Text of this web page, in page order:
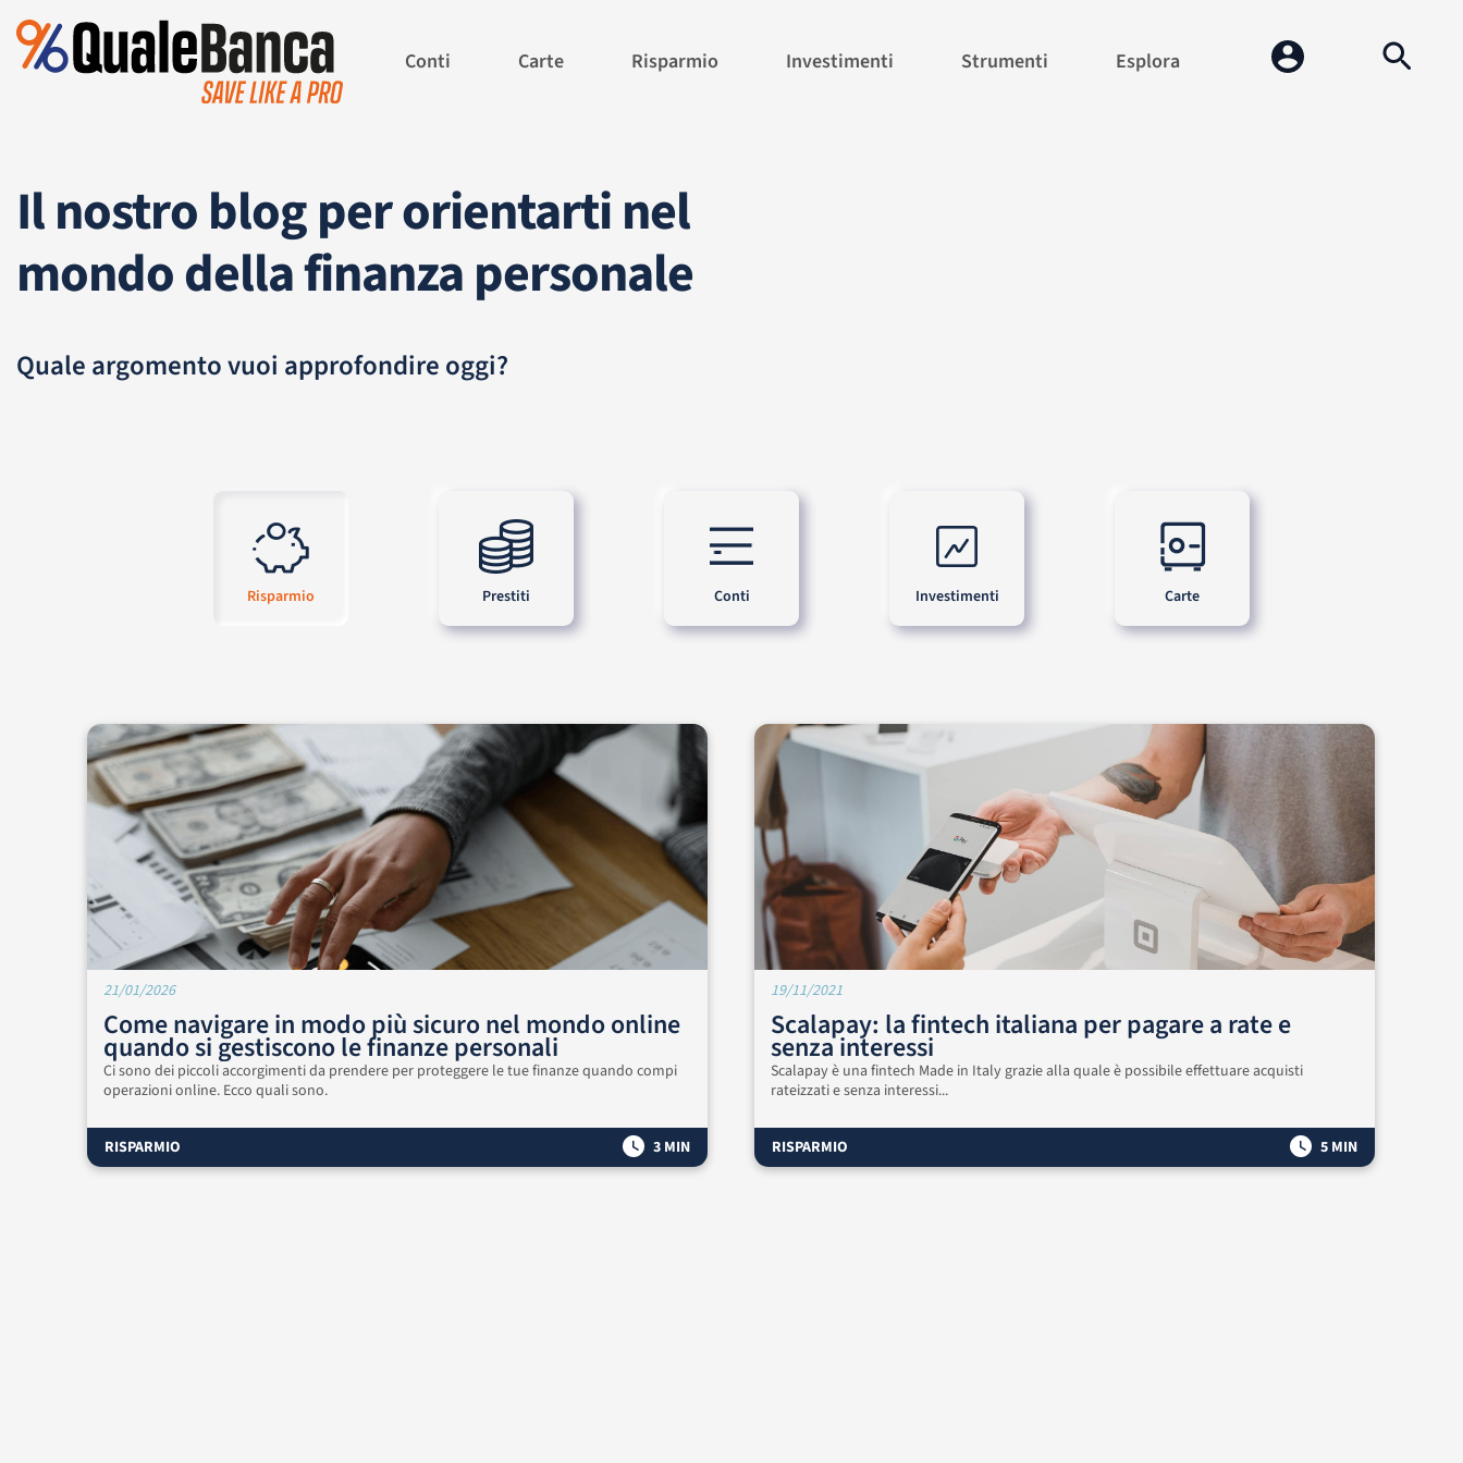
Conti Carte Risparmio Investimenti Strumenti Esplora
Il nostro blog per orientarti nel
mondo della finanza personale
Quale argomento vuoi approfondire oggi?
Risparmio Prestiti Conti Investimenti Carte
21/01/2026
Come navigare in modo più sicuro nel mondo online
quando si gestiscono le finanze personali
Ci sono dei piccoli accorgimenti da prendere per proteggere le tue finanze quando compi
operazioni online. Ecco quali sono.
RISPARMIO 3 MIN
19/11/2021
Scalapay: la fintech italiana per pagare a rate e
senza interessi
Scalapay è una fintech Made in Italy grazie alla quale è possibile effettuare acquisti
rateizzati e senza interessi...
RISPARMIO 5 MIN